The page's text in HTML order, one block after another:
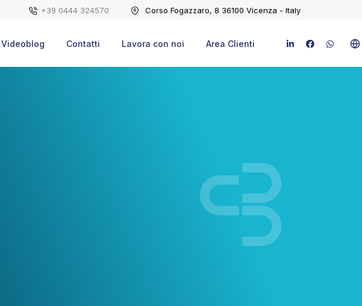
+39 0444 324570 Corso Fogazzaro, 8 36100 Vicenza - Italy
Videoblog Contatti Lavora con noi Area Clienti